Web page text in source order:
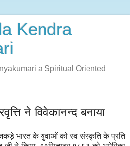
Kendra
a Spiritual Oriented
ने विवेकानन्द बनाया
जकड़े भारत के युवाओं को स्व संस्कृति के प्रति